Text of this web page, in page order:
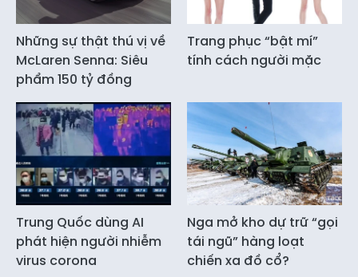
Những sự thật thú vị về
McLaren Senna: Siêu
phẩm 150 tỷ đồng
Trang phục “bật mí”
tính cách người mặc
Trung Quốc dùng AI
phát hiện người nhiễm
virus corona
Nga mở kho dự trữ “gọi
tái ngũ” hàng loạt
chiến xa đồ cổ?